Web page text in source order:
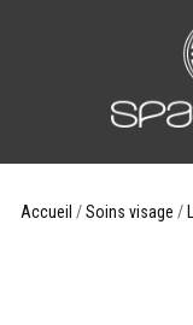
Accueil /Soins visage /